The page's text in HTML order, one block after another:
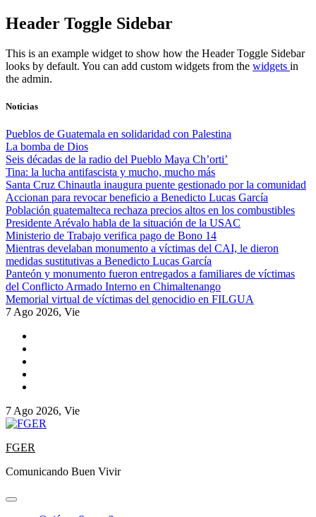
Skip
to
Header Toggle Sidebar
This is an example widget to show how the Header Toggle Sidebar
looks by default. You can add custom widgets from the widgets in
the admin.
Noticias
Pueblos de Guatemala en solidaridad con Palestina
La bomba de Dios
Seis décadas de la radio del Pueblo Maya Ch’orti’
Tina: la lucha antifascista y mucho, mucho más
Santa Cruz Chinautla inaugura puente gestionado por la comunidad
Accionan para revocar beneficio a Benedicto Lucas García
Población guatemalteca rechaza precios altos en los combustibles
Presidente Arévalo habla de la situación de la USAC
Ministerio de Trabajo verifica pago de Bono 14
Mientras develaban monumento a víctimas del CAI, le dieron
medidas sustitutivas a Benedicto Lucas García
Panteón y monumento fueron entregados a familiares de víctimas
del Conflicto Armado Interno en Chimaltenango
Memorial virtual de víctimas del genocidio en FILGUA
7 Ago 2026, Vie
7 Ago 2026, Vie
FGER
Comunicando Buen Vivir